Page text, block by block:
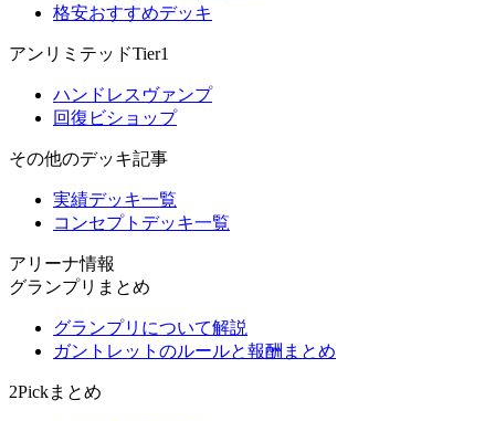
格安おすすめデッキ
アンリミテッドTier1
ハンドレスヴァンプ
回復ビショップ
その他のデッキ記事
実績デッキ一覧
コンセプトデッキ一覧
アリーナ情報
グランプリまとめ
グランプリについて解説
ガントレットのルールと報酬まとめ
2Pickまとめ